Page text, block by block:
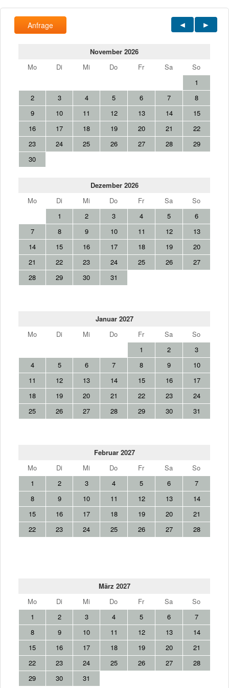
Anfrage
November 2026
Mo
Di Mi Do Fr Sa
So
1
2
3 4 5 6 7
8
9
10 11 12 13 14
15
16
17 18 19 20 21
22
23
24 25 26 27 28
29
30
Dezember 2026
Mo
Di Mi Do Fr Sa
So
1
2 3 4 5
6
7
8 9 10 11 12
13
14
15 16 17 18 19
20
21
22 23 24 25 26
27
28
29 30 31
Januar 2027
Mo
Di Mi Do Fr Sa
So
1
2
3
4
5 6 7 8 9
10
11
12 13 14 15 16
17
18
19 20 21 22 23
24
25
26 27 28 29 30 31
Februar 2027
Mo
Di Mi Do Fr Sa
So
1
2 3 4 5 6
7
8
9 10 11 12 13
14
15
16 17 18 19 20
21
22
23 24 25 26 27 28
März 2027
Mo
Di Mi Do Fr Sa
So
1
2 3 4 5 6
7
8
9 10 11 12 13
14
15
16 17 18 19 20
21
22
23 24 25 26 27
28
29
30 31